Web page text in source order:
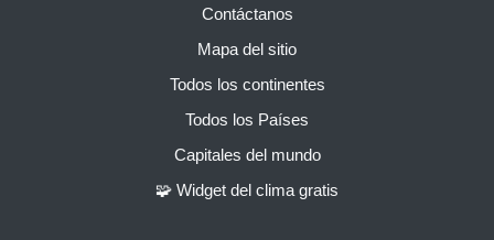
Contáctanos
Mapa del sitio
Todos los continentes
Todos los Países
Capitales del mundo
🧩 Widget del clima gratis